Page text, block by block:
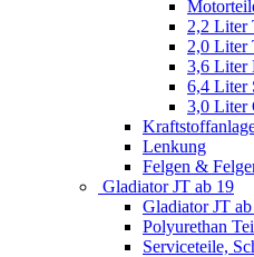
2,2 Liter
2,0 Liter
3,6 Liter
6,4 Liter
3,0 Liter
Lenkung
Felgen &
Gladiator JT ab 19
Gladiator JT
Polyurethan
Serviceteile,